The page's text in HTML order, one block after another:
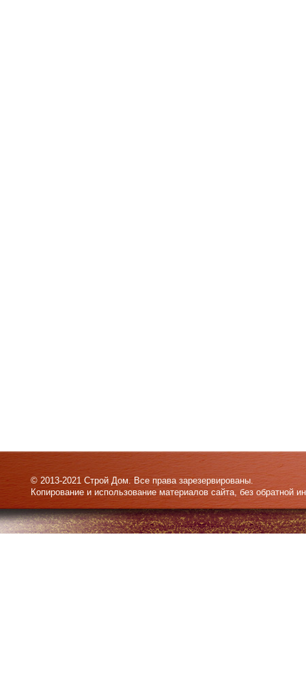
© 2013-2021 Строй Дом. Все права зарезервированы.
Копирование и использование материалов сайта, без обратной